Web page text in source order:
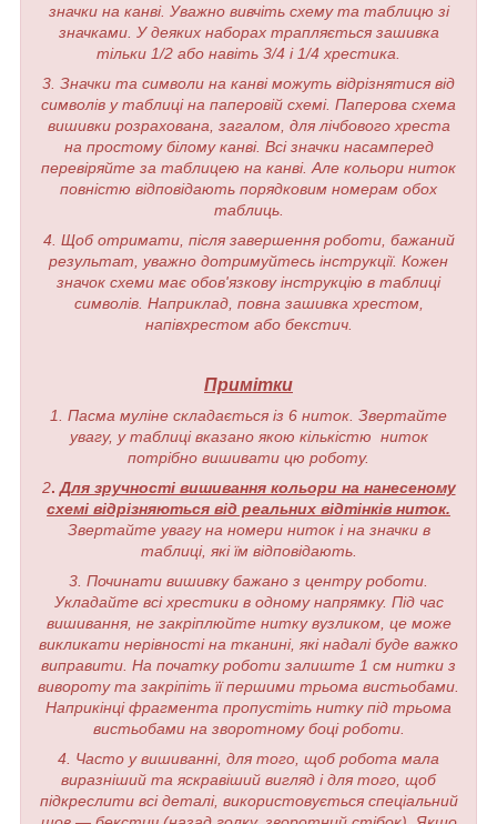
значки на канві. Уважно вивчіть схему та таблицю зі
значками. У деяких наборах трапляється зашивка
тільки 1/2 або навіть 3/4 і 1/4 хрестика.
3. Значки та символи на канві можуть відрізнятися від
символів у таблиці на паперовій схемі. Паперова схема
вишивки розрахована, загалом, для лічбового хреста
на простому білому канві. Всі значки насамперед
перевіряйте за таблицею на канві. Але кольори ниток
повністю відповідають порядковим номерам обох
таблиць.
4. Щоб отримати, після завершення роботи, бажаний
результат, уважно дотримуйтесь інструкції. Кожен
значок схеми має обов'язкову інструкцію в таблиці
символів. Наприклад, повна зашивка хрестом,
напівхрестом або бекстич.
Примітки
1. Пасма муліне складається із 6 ниток. Звертайте
увагу, у таблиці вказано якою кількістю ниток
потрібно вишивати цю роботу.
2. Для зручності вишивання кольори на нанесеному
схемі відрізняються від реальних відтінків ниток.
Звертайте увагу на номери ниток і на значки в
таблиці, які їм відповідають.
3. Починати вишивку бажано з центру роботи.
Укладайте всі хрестики в одному напрямку. Під час
вишивання, не закріплюйте нитку вузликом, це може
викликати нерівності на тканині, які надалі буде важко
виправити. На початку роботи залиште 1 см нитки з
вивороту та закріпіть її першими трьома вистьобами.
Наприкінці фрагмента пропустіть нитку під трьома
вистьобами на зворотному боці роботи.
4. Часто у вишиванні, для того, щоб робота мала
виразніший та яскравіший вигляд і для того, щоб
підкреслити всі деталі, використовується спеціальний